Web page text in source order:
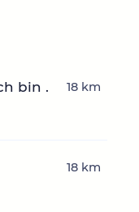
bin . 18 km
18 km